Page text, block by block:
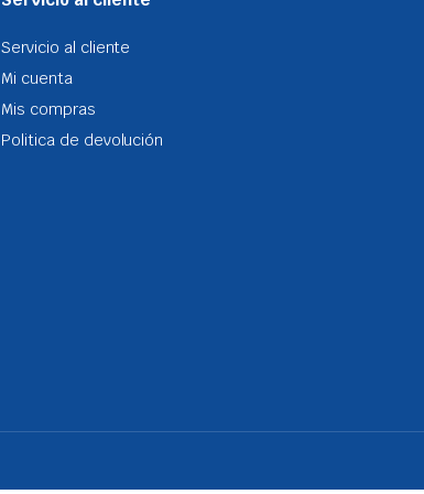
Servicio al cliente
Mi cuenta
Mis compras
Politica de devolución